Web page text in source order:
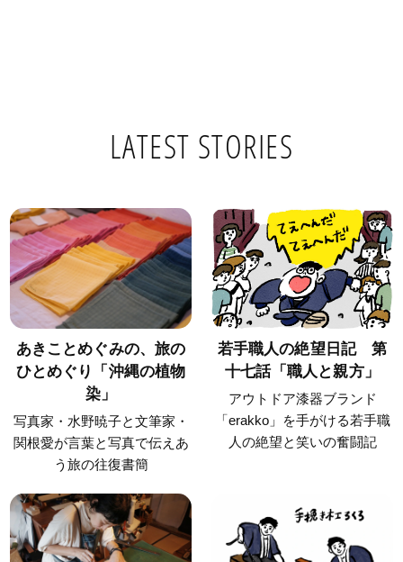
LATEST STORIES
あきことめぐみの、旅の
ひとめぐり「沖縄の植物
染」
写真家・水野暁子と文筆家・
関根愛が言葉と写真で伝えあ
う旅の往復書簡
若手職人の絶望日記 第
十七話「職人と親方」
アウトドア漆器ブランド
「erakko」を手がける若手職
人の絶望と笑いの奮闘記